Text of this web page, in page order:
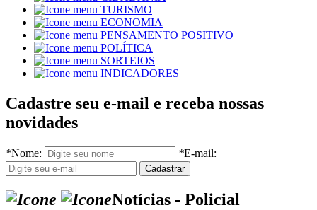
TURISMO
ECONOMIA
PENSAMENTO POSITIVO
POLÍTICA
SORTEIOS
INDICADORES
Cadastre seu e-mail e receba nossas
novidades
*Nome: *E-mail:
Notícias - Policial